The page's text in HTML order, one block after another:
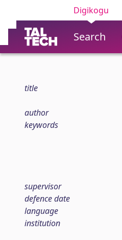
Digikogu
Search
title
author
keywords
supervisor
defence date
language
institution